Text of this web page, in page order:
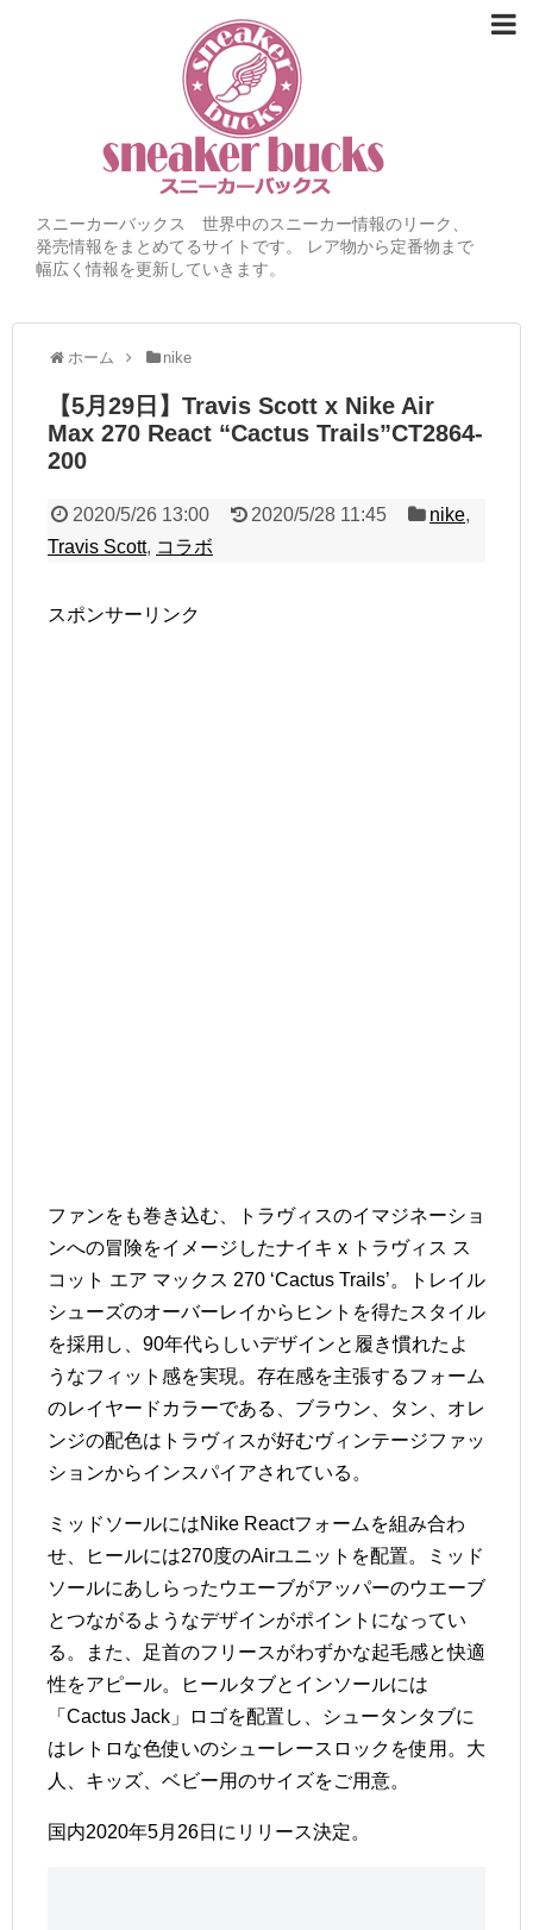
スニーカーバックス 世界中のスニーカー情報のリーク、
発売情報をまとめてるサイトです。 レア物から定番物まで
幅広く情報を更新していきます。
ホーム nike
【5月29日】Travis Scott x Nike Air
Max 270 React “Cactus Trails”CT2864-
200
2020/5/26 13:00 2020/5/28 11:45 nike,
Travis Scott, コラボ
スポンサーリンク
ファンをも巻き込む、トラヴィスのイマジネーショ
ンへの冒険をイメージしたナイキ x トラヴィス ス
コット エア マックス 270 ‘Cactus Trails’。トレイル
シューズのオーバーレイからヒントを得たスタイル
を採用し、90年代らしいデザインと履き慣れたよ
うなフィット感を実現。存在感を主張するフォーム
のレイヤードカラーである、ブラウン、タン、オレ
ンジの配色はトラヴィスが好むヴィンテージファッ
ションからインスパイアされている。
ミッドソールにはNike Reactフォームを組み合わ
せ、ヒールには270度のAirユニットを配置。ミッド
ソールにあしらったウエーブがアッパーのウエーブ
とつながるようなデザインがポイントになってい
る。また、足首のフリースがわずかな起毛感と快適
性をアピール。ヒールタブとインソールには
「Cactus Jack」ロゴを配置し、シュータンタブに
はレトロな色使いのシューレースロックを使用。大
人、キッズ、ベビー用のサイズをご用意。
国内2020年5月26日にリリース決定。